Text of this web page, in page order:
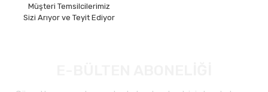
Müşteri Temsilcilerimiz
Sizi Arıyor ve Teyit Ediyor